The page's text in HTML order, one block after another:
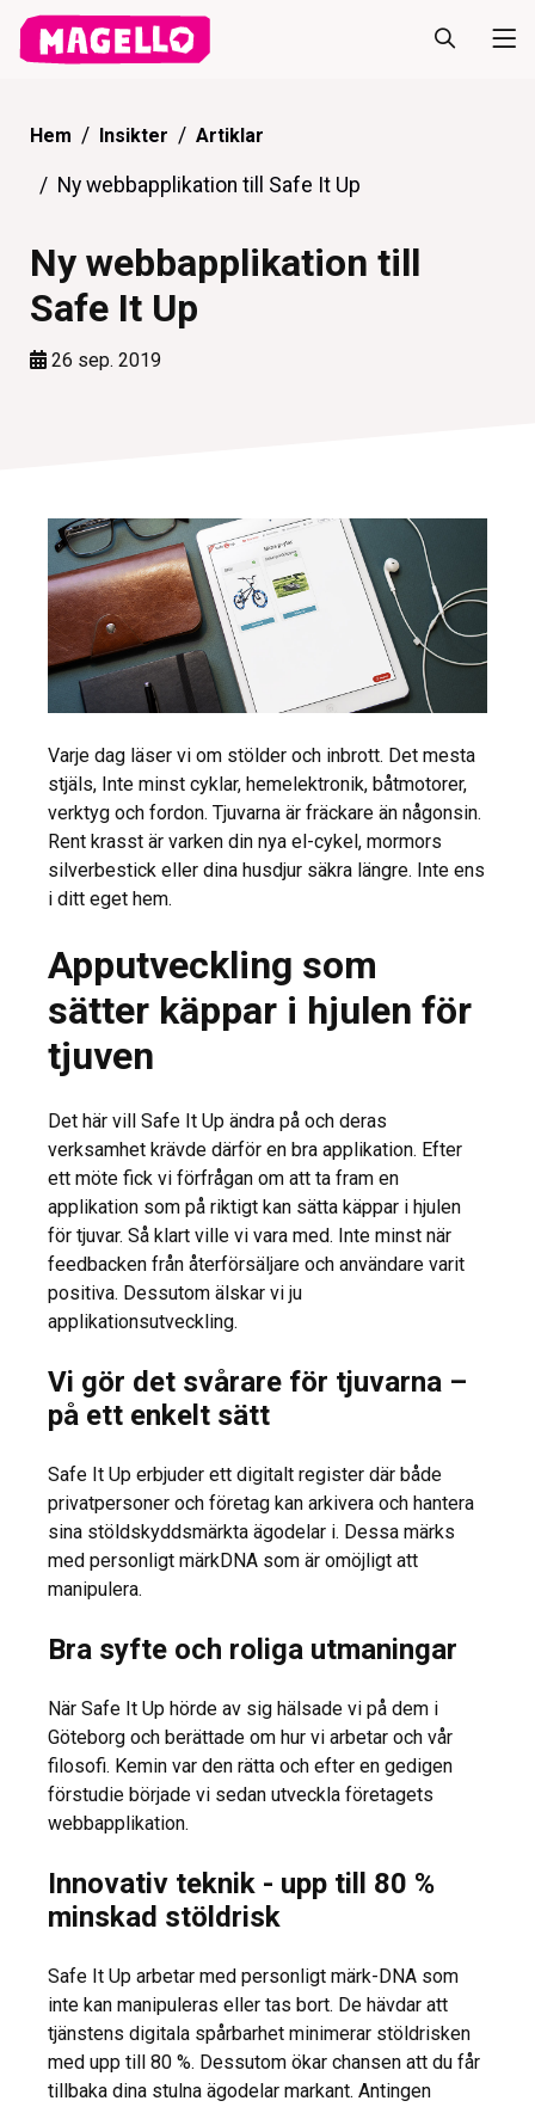
Hem Insikter Artiklar
Ny webbapplikation till Safe It Up
Ny webbapplikation till
Safe It Up
26 sep. 2019
Varje dag läser vi om stölder och inbrott. Det mesta
stjäls, Inte minst cyklar, hemelektronik, båtmotorer,
verktyg och fordon. Tjuvarna är fräckare än någonsin.
Rent krasst är varken din nya el-cykel, mormors
silverbestick eller dina husdjur säkra längre. Inte ens
i ditt eget hem.
Apputveckling som
sätter käppar i hjulen för
tjuven
Det här vill Safe It Up ändra på och deras
verksamhet krävde därför en bra applikation. Efter
ett möte fick vi förfrågan om att ta fram en
applikation som på riktigt kan sätta käppar i hjulen
för tjuvar. Så klart ville vi vara med. Inte minst när
feedbacken från återförsäljare och användare varit
positiva. Dessutom älskar vi ju
applikationsutveckling.
Vi gör det svårare för tjuvarna –
på ett enkelt sätt
Safe It Up erbjuder ett digitalt register där både
privatpersoner och företag kan arkivera och hantera
sina stöldskyddsmärkta ägodelar i. Dessa märks
med personligt märkDNA som är omöjligt att
manipulera.
Bra syfte och roliga utmaningar
När Safe It Up hörde av sig hälsade vi på dem i
Göteborg och berättade om hur vi arbetar och vår
filosofi. Kemin var den rätta och efter en gedigen
förstudie började vi sedan utveckla företagets
webbapplikation.
Innovativ teknik - upp till 80 %
minskad stöldrisk
Safe It Up arbetar med personligt märk-DNA som
inte kan manipuleras eller tas bort. De hävdar att
tjänstens digitala spårbarhet minimerar stöldrisken
med upp till 80 %. Dessutom ökar chansen att du får
tillbaka dina stulna ägodelar markant. Antingen